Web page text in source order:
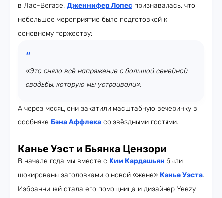
в Лас-Вегасе! Дженнифер Лопес признавалась, что
небольшое мероприятие было подготовкой к
основному торжеству:
«Это сняло всё напряжение с большой семейной
свадьбы, которую мы устраивали».
А через месяц они закатили масштабную вечеринку в
особняке Бена Аффлека со звёздными гостями.
Канье Уэст и Бьянка Цензори
В начале года мы вместе с Ким Кардашьян были
шокированы заголовками о новой «жене» Канье Уэста.
Избранницей стала его помощница и дизайнер Yeezy